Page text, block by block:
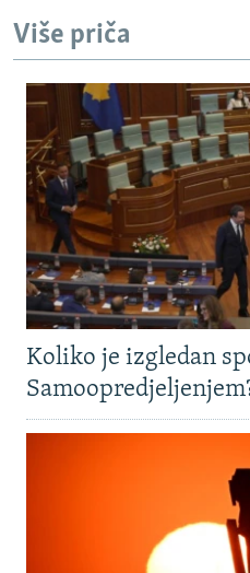
Više priča
Koliko je izgledan